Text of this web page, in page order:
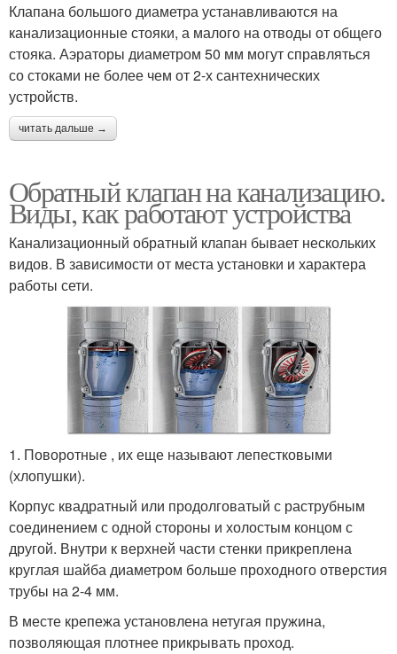
Клапана большого диаметра устанавливаются на
канализационные стояки, а малого на отводы от общего
стояка. Аэраторы диаметром 50 мм могут справляться
со стоками не более чем от 2-х сантехнических
устройств.
читать дальше →
Обратный клапан на канализацию.
Виды, как работают устройства
Канализационный обратный клапан бывает нескольких
видов. В зависимости от места установки и характера
работы сети.
1. Поворотные , их еще называют лепестковыми
(хлопушки).
Корпус квадратный или продолговатый с раструбным
соединением с одной стороны и холостым концом с
другой. Внутри к верхней части стенки прикреплена
круглая шайба диаметром больше проходного отверстия
трубы на 2-4 мм.
В месте крепежа установлена нетугая пружина,
позволяющая плотнее прикрывать проход.